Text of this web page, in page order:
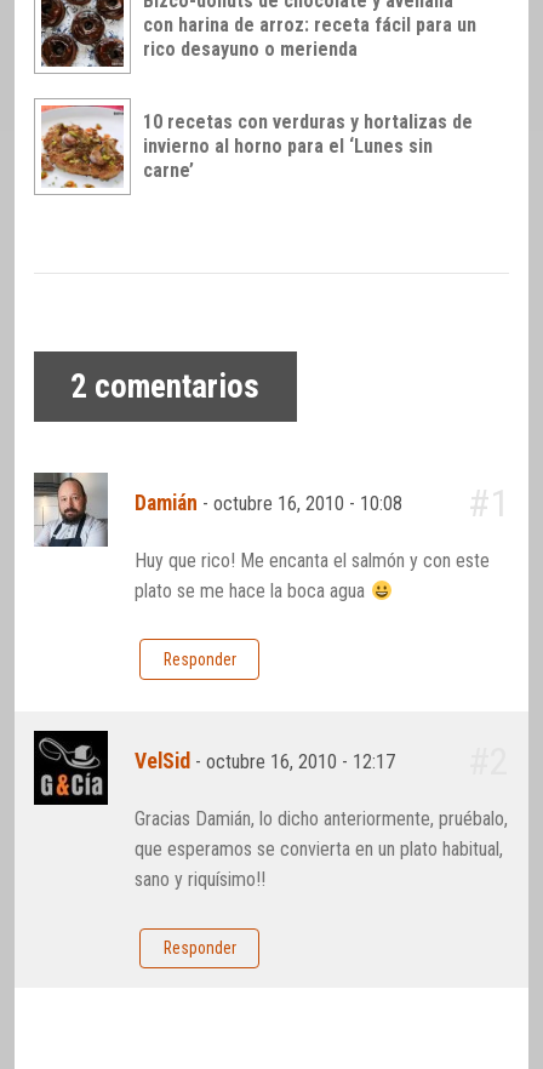
con harina de arroz: receta fácil para un
rico desayuno o merienda
10 recetas con verduras y hortalizas de
invierno al horno para el ‘Lunes sin
carne’
2 comentarios
Damián -octubre 16, 2010 - 10:08 #1
Huy que rico! Me encanta el salmón y con este
plato se me hace la boca agua
Responder
VelSid -octubre 16, 2010 - 12:17
Gracias Damián, lo dicho anteriormente, pruébalo,
que esperamos se convierta en un plato habitual,
sano y riquísimo!!
Responder